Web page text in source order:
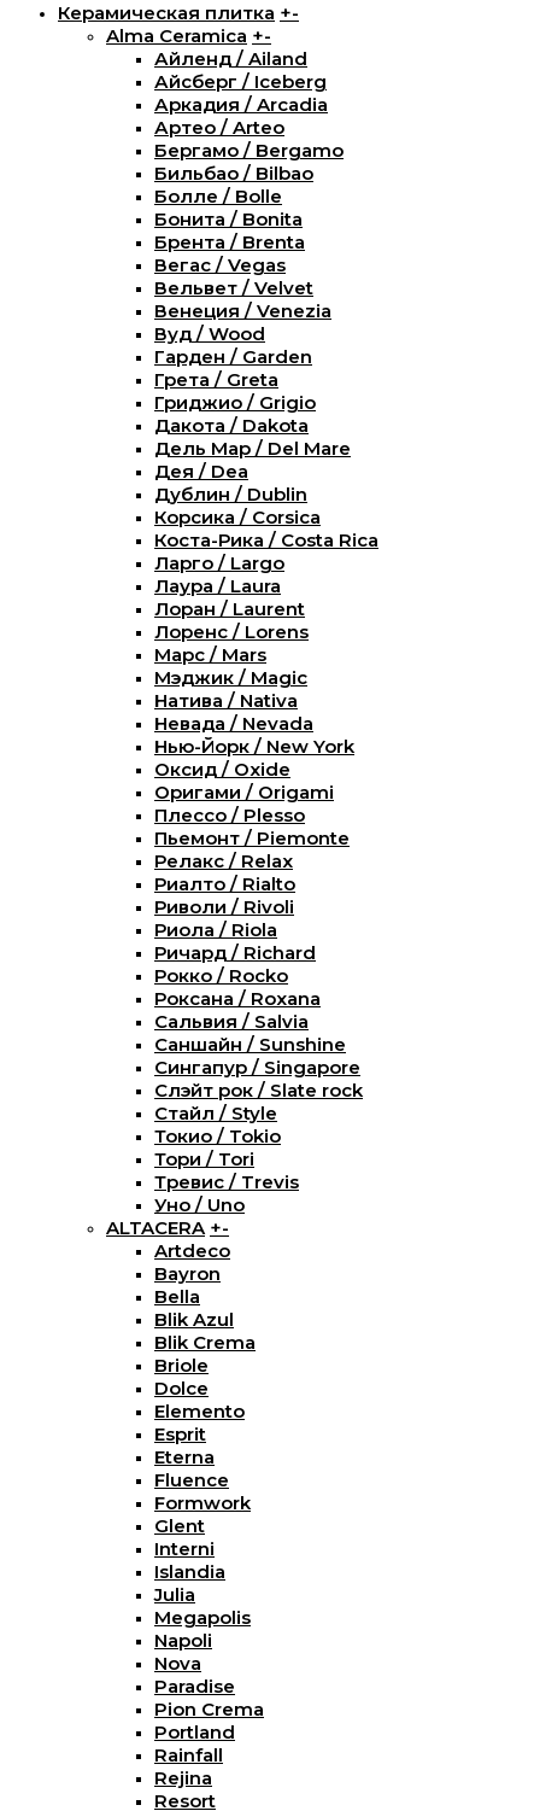
Керамическая плитка +-
Alma Ceramica +-
Айленд / Ailand
Айсберг / Iceberg
Аркадия / Arcadia
Артео / Arteo
Бергамо / Bergamo
Бильбао / Bilbao
Болле / Bolle
Бонита / Bonita
Брента / Brenta
Вегас / Vegas
Вельвет / Velvet
Венеция / Venezia
Вуд / Wood
Гарден / Garden
Грета / Greta
Гриджио / Grigio
Дакота / Dakota
Дель Мар / Del Mare
Дея / Dea
Дублин / Dublin
Корсика / Corsica
Коста-Рика / Costa Rica
Ларго / Largo
Лаура / Laura
Лоран / Laurent
Лоренс / Lorens
Марс / Mars
Мэджик / Magic
Натива / Nativa
Невада / Nevada
Нью-Йорк / New York
Оксид / Oxide
Оригами / Origami
Плессо / Plesso
Пьемонт / Piemonte
Релакс / Relax
Риалто / Rialto
Риволи / Rivoli
Риола / Riola
Ричард / Richard
Рокко / Rocko
Роксана / Roxana
Сальвия / Salvia
Саншайн / Sunshine
Сингапур / Singapore
Слэйт рок / Slate rock
Стайл / Style
Токио / Tokio
Тори / Tori
Тревис / Trevis
Уно / Uno
ALTACERA +-
Artdeco
Bayron
Bella
Blik Azul
Blik Crema
Briole
Dolce
Elemento
Esprit
Eterna
Fluence
Formwork
Glent
Interni
Islandia
Julia
Megapolis
Napoli
Nova
Paradise
Pion Crema
Portland
Rainfall
Rejina
Resort